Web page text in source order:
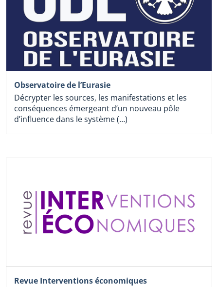
Observatoire de l’Eurasie
Décrypter les sources, les manifestations et les
conséquences émergeant d’un nouveau pôle
d’influence dans le système (…)
Revue Interventions économiques